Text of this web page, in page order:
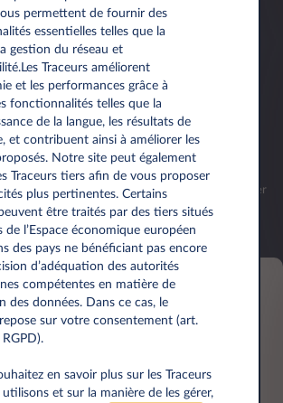
professionnels du
a moins d’un an d’existence?
contacter lorsque votre société aura plus d'un
premiers bilans seront publiés. La validation
reste sous réserve d’acceptation de votre dossier
personnelles
permettent de fournir des
essentielles telles que la
gestion du réseau et
Traceurs améliorent
et les performances grâce à
fonctionnalités telles que la
de la langue, les résultats de
et contribuent ainsi à améliorer les
Notre site peut également
Traceurs tiers afin de vous proposer
plus pertinentes. Certains
être traités par des tiers situés
de l’Espace économique européen
des pays ne bénéficiant pas encore
d’adéquation des autorités
compétentes en matière de
des données. Dans ce cas, le
sur votre consentement (art.
en savoir plus sur les Traceurs
et sur la manière de les gérer,